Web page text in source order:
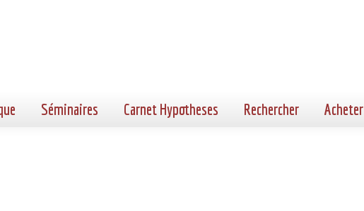
Séminaires Carnet Hypotheses Rechercher Acheter